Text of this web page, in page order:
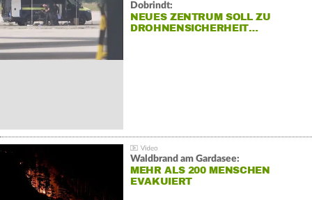
Dobrindt:
NEUES ZENTRUM SOLL ZU
DROHNENSICHERHEIT…
Waldbrand am Gardasee:
MEHR ALS 200 MENSCHEN
EVAKUIERT